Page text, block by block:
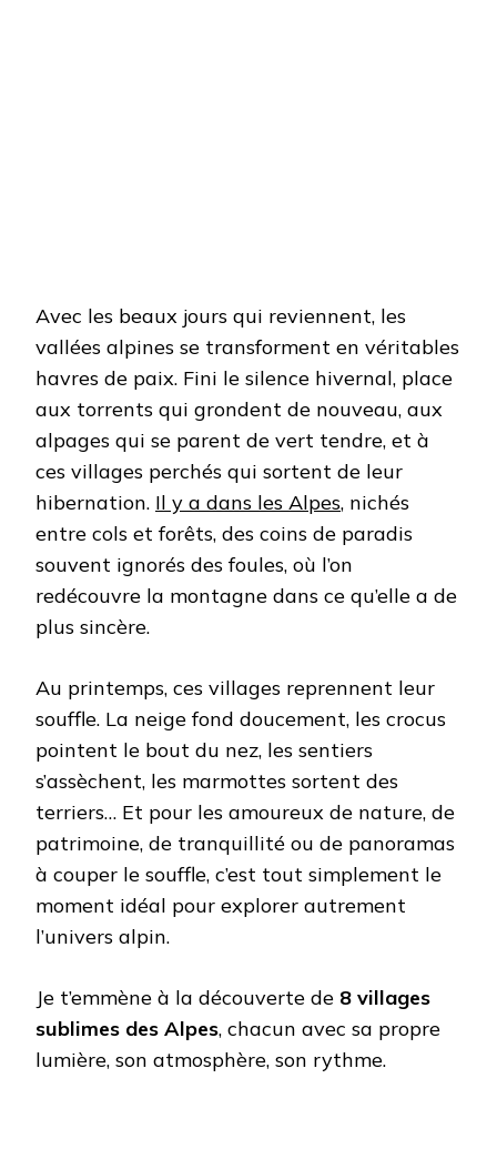
Avec les beaux jours qui reviennent, les
vallées alpines se transforment en véritables
havres de paix. Fini le silence hivernal, place
aux torrents qui grondent de nouveau, aux
alpages qui se parent de vert tendre, et à
ces villages perchés qui sortent de leur
hibernation. Il y a dans les Alpes, nichés
entre cols et forêts, des coins de paradis
souvent ignorés des foules, où l’on
redécouvre la montagne dans ce qu’elle a de
plus sincère.
Au printemps, ces villages reprennent leur
souffle. La neige fond doucement, les crocus
pointent le bout du nez, les sentiers
s’assèchent, les marmottes sortent des
terriers… Et pour les amoureux de nature, de
patrimoine, de tranquillité ou de panoramas
à couper le souffle, c’est tout simplement le
moment idéal pour explorer autrement
l’univers alpin.
Je t’emmène à la découverte de 8 villages
sublimes des Alpes, chacun avec sa propre
lumière, son atmosphère, son rythme.